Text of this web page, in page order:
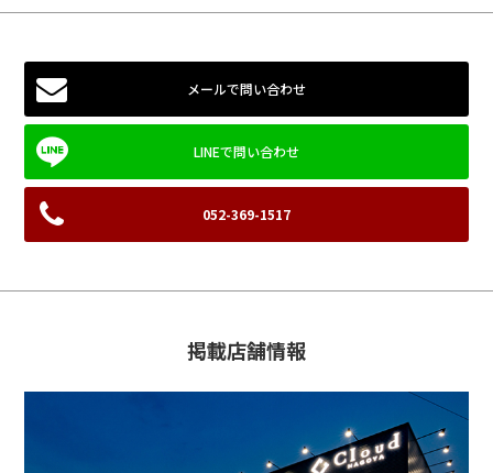
メールで問い合わせ
052-369-1517
掲載店舗情報